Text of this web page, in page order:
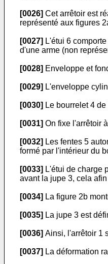
[0026] Cet arrêtoir est
représenté aux figures
[0027] L'étui 6
d'une arme (non
[0028] Enveloppe et
[0029] L'enveloppe
[0030] Le bourrelet 4
[0031] On fixe l'arrêtoir
[0032] Les fentes 5
formé par l'intérieur du
[0033] L'étui de charge
avant la jupe 3, cela
[0034] La figure 2b
[0035] La jupe 3 est
[0036] Ainsi, l'arrêtoir 1
[0037] La déformation